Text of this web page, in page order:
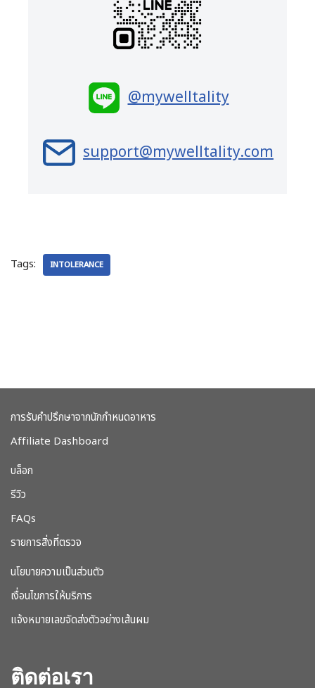
@mywelltality
support@mywelltality.com
Tags: INTOLERANCE
การรับคำปรึกษาจากนักกำหนดอาหาร
Affiliate Dashboard
บล็อก
รีวิว
FAQs
รายการสิ่งที่ตรวจ
นโยบายความเป็นส่วนตัว
เงื่อนไขการให้บริการ
แจ้งหมายเลขจัดส่งตัวอย่างเส้นผม
ติดต่อเรา